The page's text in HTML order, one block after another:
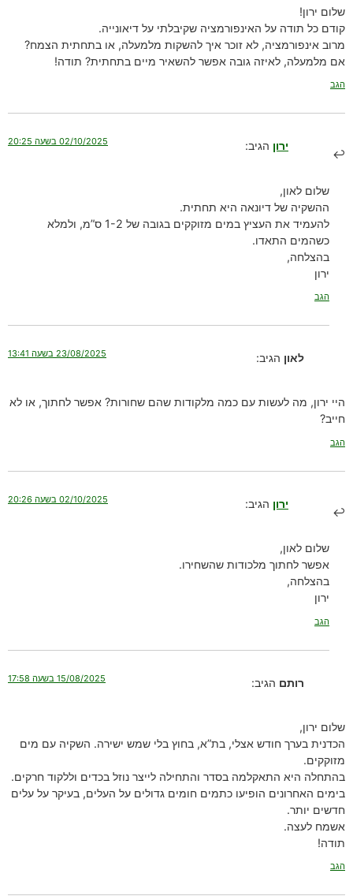
שלום ירון!
קודם כל תודה על האינפורמציה שקיבלתי על דיאונייה.
מרוב אינפורמציה, לא זוכר איך להשקות מלמעלה, או בתחתית הצמח?
אם מלמעלה, לאיזה גובה אפשר להשאיר מיים בתחתית? תודה!
הגב
ירון הגיב: 02/10/2025 בשעה 20:25
שלום לאון,
ההשקיה של דיונאה היא תחתית.
להעמיד את העציץ במים מזוקקים בגובה של 1-2 ס”מ, ולמלא
כשהמים התאדו.
בהצלחה,
ירון
הגב
לאון הגיב: 23/08/2025 בשעה 13:41
היי ירון, מה לעשות עם כמה מלקודות שהם שחורות? אפשר לחתוך, או לא
חייב?
הגב
ירון הגיב: 02/10/2025 בשעה 20:26
שלום לאון,
אפשר לחתוך מלכודות שהשחירו.
בהצלחה,
ירון
הגב
רותם הגיב: 15/08/2025 בשעה 17:58
שלום ירון,
הכדנית בערך חודש אצלי, בת”א, בחוץ בלי שמש ישירה. השקיה עם מים
מזוקקים.
בהתחלה היא התאקלמה בסדר והתחילה לייצר נוזל בכדים וללקוד חרקים.
בימים האחרונים הופיעו כתמים חומים גדולים על העלים, בעיקר על עלים
חדשים יותר.
אשמח לעצה.
תודה!
הגב